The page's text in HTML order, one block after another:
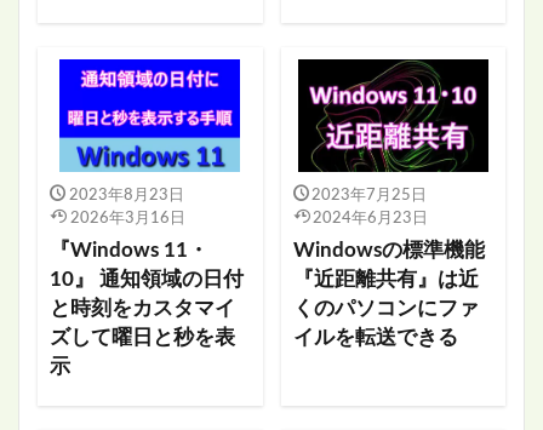
2023年8月23日
2026年3月16日
『Windows 11・
10』 通知領域の日付
と時刻をカスタマイ
ズして曜日と秒を表
示
2023年7月25日
2024年6月23日
Windowsの標準機能
『近距離共有』は近
くのパソコンにファ
イルを転送できる